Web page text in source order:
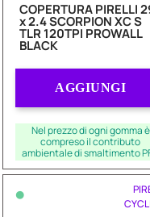
COPERTURA PIRELLI
x 2.4 SCORPION XC S
TLR 120TPI PROWALL
BLACK
AGGIUNGI
Nel prezzo di ogni gomma è
compreso il contributo
ambientale di smaltimento
•